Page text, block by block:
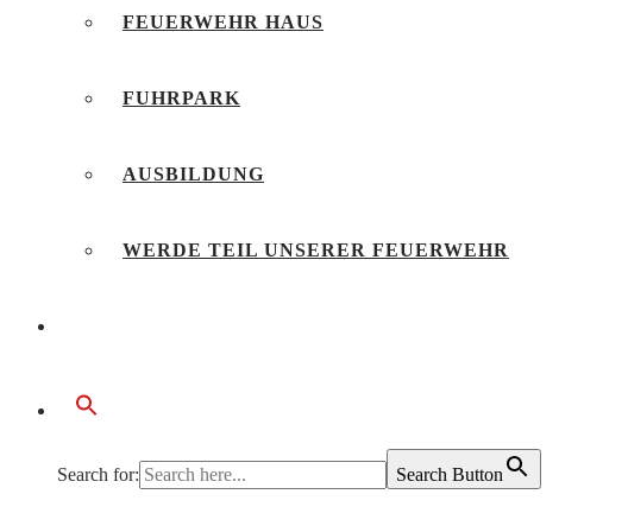
FEUERWEHR HAUS
FUHRPARK
AUSBILDUNG
WERDE TEIL UNSERER FEUERWEHR
Search for: Search Button